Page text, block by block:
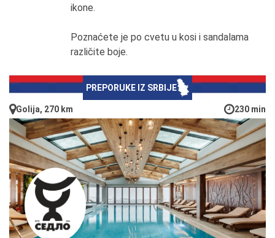
ikone.
Poznaćete je po cvetu u kosi i sandalama
različite boje.
PREPORUKE IZ SRBIJE
Golija, 270 km 230 min